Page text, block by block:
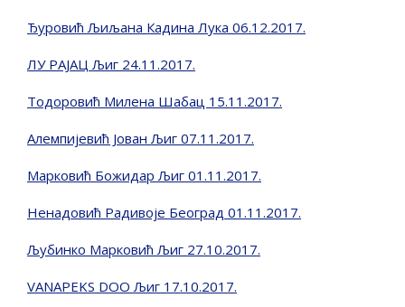
Ђуровић Љиљана Кадина Лука 06.12.2017.
ЛУ РАЈАЦ Љиг 24.11.2017.
Тодоровић Милена Шабац 15.11.2017.
Алемпијевић Јован Љиг 07.11.2017.
Марковић Божидар Љиг 01.11.2017.
Ненадовић Радивоје Београд 01.11.2017.
Љубинко Марковић Љиг 27.10.2017.
VANAPEKS DOO Љиг 17.10.2017.